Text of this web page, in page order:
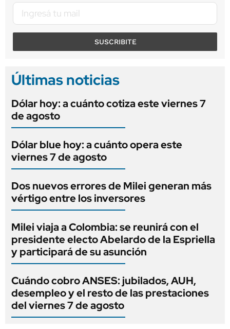
SUSCRIBITE
Últimas noticias
Dólar hoy: a cuánto cotiza este viernes 7
de agosto
Dólar blue hoy: a cuánto opera este
viernes 7 de agosto
Dos nuevos errores de Milei generan más
vértigo entre los inversores
Milei viaja a Colombia: se reunirá con el
presidente electo Abelardo de la Espriella
y participará de su asunción
Cuándo cobro ANSES: jubilados, AUH,
desempleo y el resto de las prestaciones
del viernes 7 de agosto